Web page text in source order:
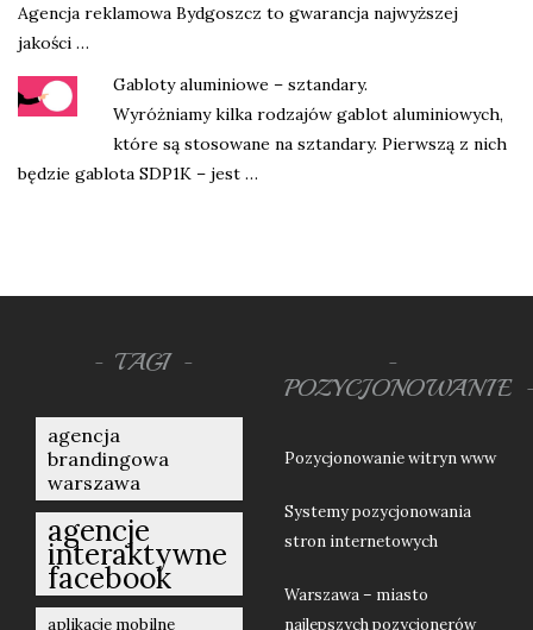
Agencja reklamowa Bydgoszcz to gwarancja najwyższej
jakości …
Gabloty aluminiowe – sztandary.
Wyróżniamy kilka rodzajów gablot aluminiowych,
które są stosowane na sztandary. Pierwszą z nich
będzie gablota SDP1K – jest …
TAGI
agencja
brandingowa
warszawa
agencje
interaktywne
facebook
aplikacje mobilne
POZYCJONOWANIE
Pozycjonowanie witryn www
Systemy pozycjonowania
stron internetowych
Warszawa – miasto
najlepszych pozycjonerów